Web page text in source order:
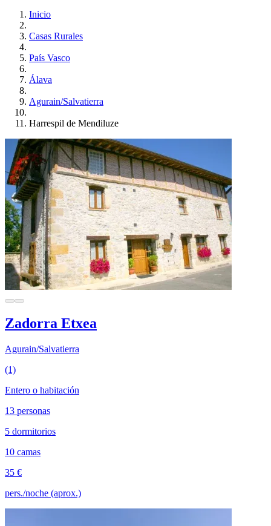
Inicio
Casas Rurales
País Vasco
Álava
Agurain/Salvatierra
Harrespil de Mendiluze
Zadorra Etxea
Agurain/Salvatierra
(1)
Entero o habitación
13 personas
5 dormitorios
10 camas
35 €
pers./noche (aprox.)